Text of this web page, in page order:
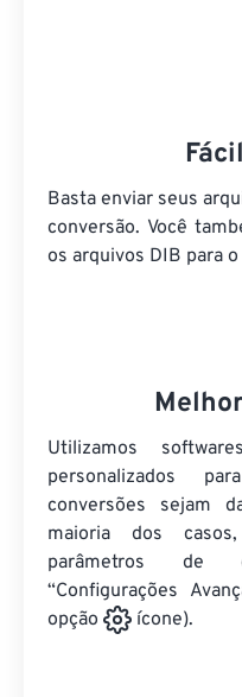
Basta enviar seus
conversão. Você
os arquivos DIB para
Utilizamos
personalizados
conversões sejam
maioria dos
parâmetros de
“Configurações
opção
ícone).